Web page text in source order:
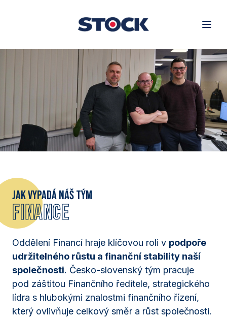
Jak vypadá náš tým
Finance
Oddělení Financí hraje klíčovou roli v podpoře
udržitelného růstu a finanční stability naší
společnosti. Česko-slovenský tým pracuje
pod záštitou Finančního ředitele, strategického
lídra s hlubokými znalostmi finančního řízení,
který ovlivňuje celkový směr a růst společnosti.